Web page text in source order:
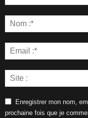
Enregistrer mon nom,
prochaine fois que je